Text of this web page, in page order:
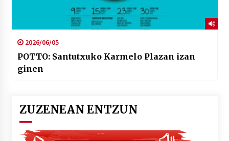
2026/06/05
POTTO: Santutxuko Karmelo Plazan izan
ginen
ZUZENEAN ENTZUN